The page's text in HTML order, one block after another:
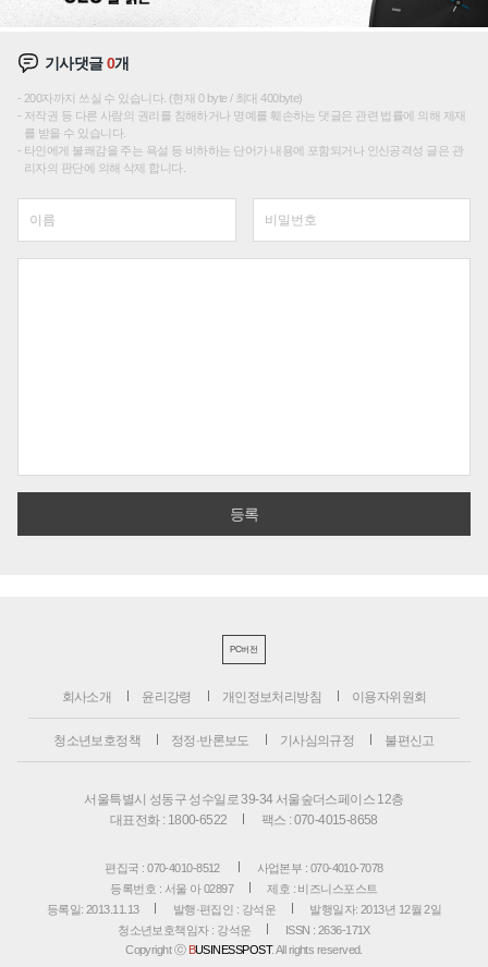
기사댓글0개
200자까지 쓰실 수 있습니다. (현재 0 byte / 최대 400byte)
저작권 등 다른 사람의 권리를 침해하거나 명예를 훼손하는 댓글은 관련 법률에 의해 제재
를 받을 수 있습니다.
타인에게 불쾌감을 주는 욕설 등 비하하는 단어가 내용에 포함되거나 인신공격성 글은 관
리자의 판단에 의해 삭제 합니다.
PC버전
회사소개 윤리강령 개인정보처리방침 이용자위원회
청소년보호정책 정정·반론보도 기사심의규정 불편신고
서울특별시 성동구 성수일로 39-34 서울숲더스페이스 12층
대표전화 : 1800-6522
팩스 : 070-4015-8658
편집국 : 070-4010-8512
사업본부 : 070-4010-7078
등록번호 : 서울 아 02897
제호 : 비즈니스포스트
등록일: 2013.11.13
발행·편집인 : 강석운
발행일자: 2013년 12월 2일
청소년보호책임자 : 강석운
ISSN : 2636-171X
Copyright ⓒ BUSINESSPOST. All rights reserved.